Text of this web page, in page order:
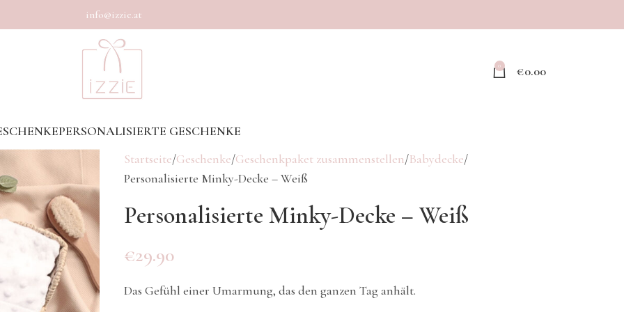
info@izzie.at
0 €0.00
PERSONALISIERTE GESCHENKE
Startseite Geschenke Geschenkpaket zusammenstellen Babydecke
Personalisierte Minky-Decke – Weiß
Personalisierte Minky-Decke – Weiß
€29.90
Das Gefühl einer Umarmung, das den ganzen Tag anhält.